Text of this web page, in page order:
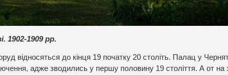
1902-1909 рр.
відносяться до кінця 19 початку 20 століть. Палац у
адже зводились у першу половину 19 століття. А от на